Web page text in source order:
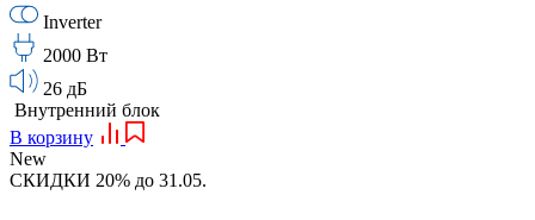
Inverter
2000 Вт
26 дБ
Внутренний блок
В корзину
New
СКИДКИ 20% до 31.05.